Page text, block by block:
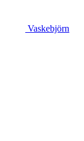
Vaskebjörn